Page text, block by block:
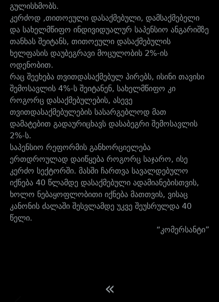
გულისხმობს.
კერძოდ ,თითოეული დასაქმებული, დამსაქმებელი
და სახელმწიფო ინდივიდუალურ საპენსიო ანგარიშზე
თანხას შეიტანს, თითოეული დასაქმებულის
ხელფასის დაუბეგრავი მოცულობის 2%-ის
ოდენობით.
რაც შეეხება თვითდასაქმებულ პირებს, ისინი თავისი
შემოსავლის 4%-ს შეიტანენ, სახელმწიფო კი
როგორც დასაქმებულების, ასევე
თვითდასაქმებულების სასარგებლოდ მათ
დამატებით გადაურიცხავს დასაბეგრი შემოსავლის
2%-ს.
საპენსიო რეფორმის განხორციელება
ერთდროულად დაიწყება როგორც საჯარო, ისე
კერძო სექტორში. მასში ჩართვა სავალდებულო
იქნება 40 წლამდე დასაქმებული ადამიანებისთვის,
ხოლო ნებაყოფლობითი იქნება მათთვის, ვისაც
კანონის ძალაში შესვლამდე უკვე შეუსრულდა 40
წელი.
“კომერსანტი”
«